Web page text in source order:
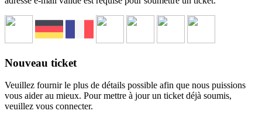
Nouveau ticket
Veuillez fournir le plus de détails possible afin que nous puissions
vous aider au mieux. Pour mettre à jour un ticket déjà soumis,
veuillez vous connecter.